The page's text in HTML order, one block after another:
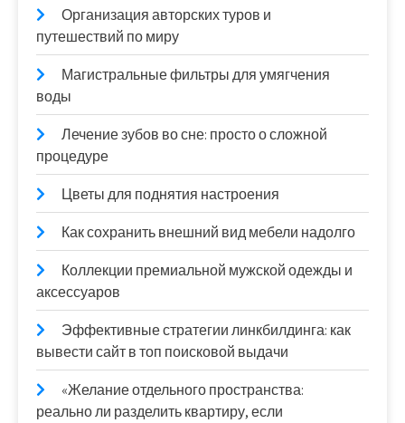
Организация авторских туров и
путешествий по миру
Магистральные фильтры для умягчения
воды
Лечение зубов во сне: просто о сложной
процедуре
Цветы для поднятия настроения
Как сохранить внешний вид мебели надолго
Коллекции премиальной мужской одежды и
аксессуаров
Эффективные стратегии линкбилдинга: как
вывести сайт в топ поисковой выдачи
«Желание отдельного пространства:
реально ли разделить квартиру, если